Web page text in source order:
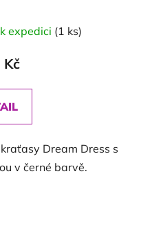
expedici (1 ks)
Kč
Dream Dress s
v černé barvě.